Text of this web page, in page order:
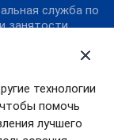
технологии
помочь
лучшего
служба по
занятости